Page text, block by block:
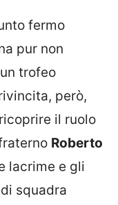
fermo
pur non
trofeo
però,
il ruolo
Roberto
lacrime e gli
squadra